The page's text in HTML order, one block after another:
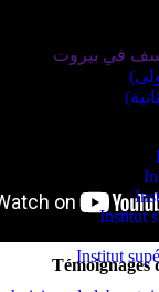
في بيروت
Institut
Institut
Témoignages